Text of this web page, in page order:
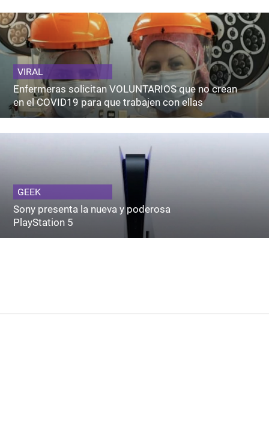
VIRAL
Enfermeras solicitan VOLUNTARIOS que no crean
en el COVID19 para que trabajen con ellas
GEEK
Sony presenta la nueva y poderosa
PlayStation 5